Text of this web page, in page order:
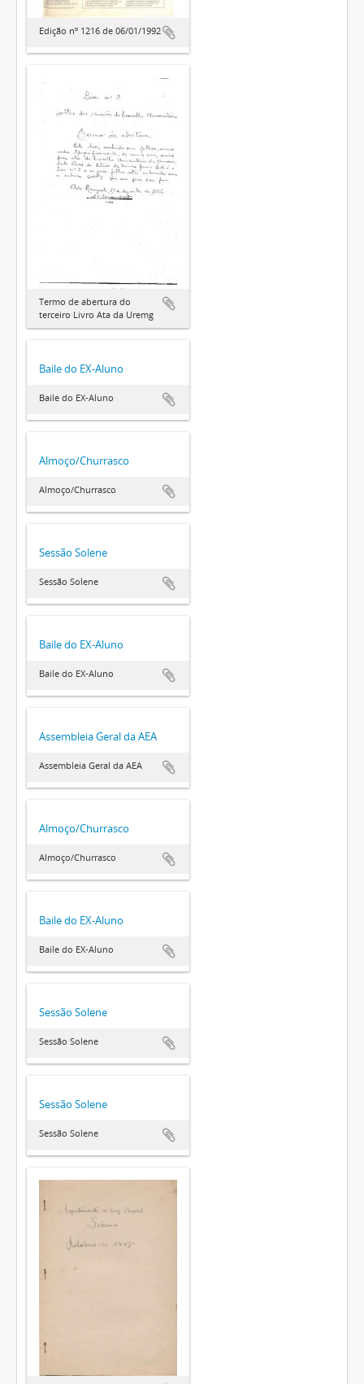
Edição nº 1216 de 06/01/1992
Termo de abertura do
terceiro Livro Ata da Uremg
Baile do EX-Aluno
Baile do EX-Aluno
Almoço/Churrasco
Almoço/Churrasco
Sessão Solene
Sessão Solene
Baile do EX-Aluno
Baile do EX-Aluno
Assembleia Geral da AEA
Assembleia Geral da AEA
Almoço/Churrasco
Almoço/Churrasco
Baile do EX-Aluno
Baile do EX-Aluno
Sessão Solene
Sessão Solene
Sessão Solene
Sessão Solene